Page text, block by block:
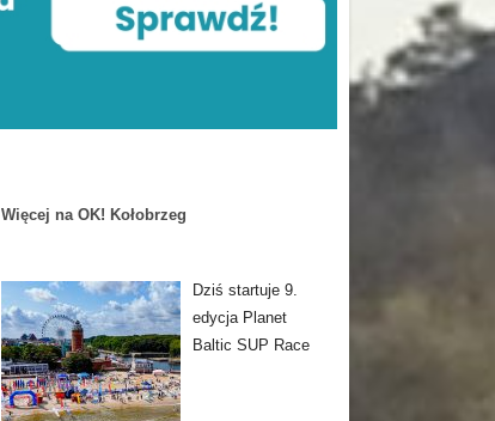
Więcej na OK! Kołobrzeg
Dziś startuje 9.
edycja Planet
Baltic SUP Race